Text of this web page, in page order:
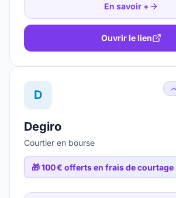
En savoir +
Ouvrir le lien
D
Degiro
Courtier en bourse
🎁100 € offerts en frais de courtage